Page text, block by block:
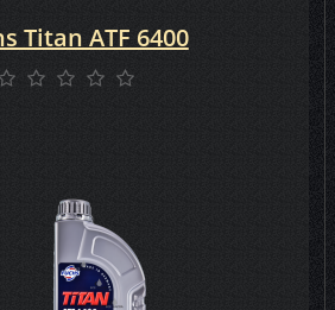
Titan ATF 6400